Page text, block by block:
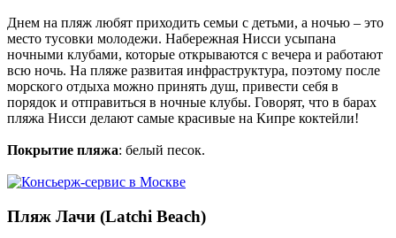
Днем на пляж любят приходить семьи с детьми, а ночью – это
место тусовки молодежи. Набережная Нисси усыпана
ночными клубами, которые открываются с вечера и работают
всю ночь. На пляже развитая инфраструктура, поэтому после
морского отдыха можно принять душ, привести себя в
порядок и отправиться в ночные клубы. Говорят, что в барах
пляжа Нисси делают самые красивые на Кипре коктейли!
Покрытие пляжа: белый песок.
Пляж Лачи (Latchi Beach)